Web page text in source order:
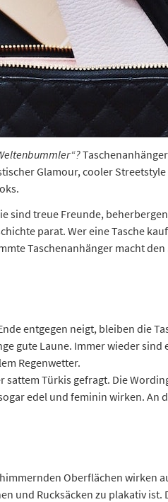
Glamour, cooler
sind treue Freunde,
parat. Wer eine Tasche
Taschenanhänger macht
entgegen neigt, bleiben die
gute Laune. Immer wieder
Regenwetter.
Türkis gefragt. Die
edel und feminin wirken. An
Oberflächen wirken
und Rucksäcken zu plakativ